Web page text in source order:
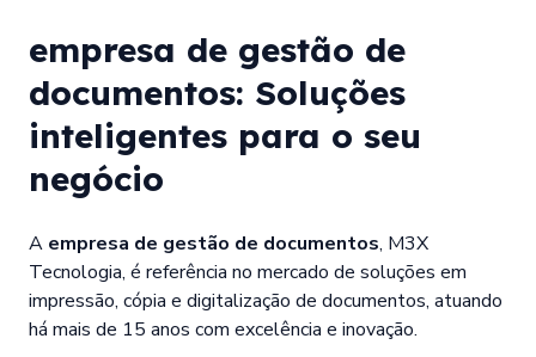
empresa de gestão de
documentos: Soluções
inteligentes para o seu
negócio
A empresa de gestão de documentos, M3X
Tecnologia, é referência no mercado de soluções em
impressão, cópia e digitalização de documentos, atuando
há mais de 15 anos com excelência e inovação.